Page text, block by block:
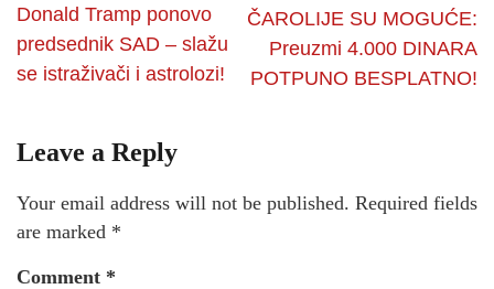
Donald Tramp ponovo
predsednik SAD – slažu
se istraživači i astrolozi!
ČAROLIJE SU MOGUĆE:
Preuzmi 4.000 DINARA
POTPUNO BESPLATNO!
Leave a Reply
Your email address will not be published. Required fields
are marked *
Comment *